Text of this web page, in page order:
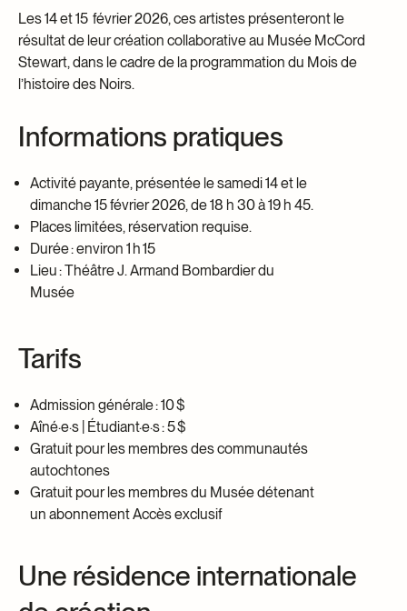
Les 14 et 15 février 2026, ces artistes présenteront le
résultat de leur création collaborative au Musée McCord
Stewart, dans le cadre de la programmation du Mois de
l’histoire des Noirs.
Informations pratiques
Activité payante, présentée le samedi 14 et le
dimanche 15 février 2026, de 18 h 30 à 19 h 45.
Places limitées, réservation requise.
Durée : environ 1 h 15
Lieu : Théâtre J. Armand Bombardier du
Musée
Tarifs
Admission générale : 10 $
Aîné·e·s | Étudiant·e·s : 5 $
Gratuit pour les membres des communautés
autochtones
Gratuit pour les membres du Musée détenant
un abonnement Accès exclusif
Une résidence internationale